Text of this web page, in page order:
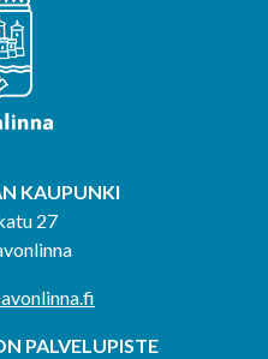
KAUPUNKI
27
PALVELUPISTE